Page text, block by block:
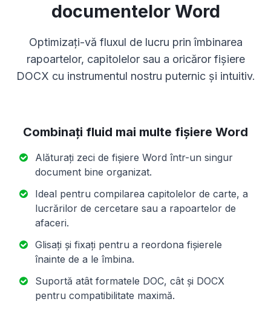
documentelor Word
Optimizați-vă fluxul de lucru prin îmbinarea
rapoartelor, capitolelor sau a oricăror fișiere
DOCX cu instrumentul nostru puternic și intuitiv.
Combinați fluid mai multe fișiere Word
Alăturați zeci de fișiere Word într-un singur
document bine organizat.
Ideal pentru compilarea capitolelor de carte, a
lucrărilor de cercetare sau a rapoartelor de
afaceri.
Glisați și fixați pentru a reordona fișierele
înainte de a le îmbina.
Suportă atât formatele DOC, cât și DOCX
pentru compatibilitate maximă.